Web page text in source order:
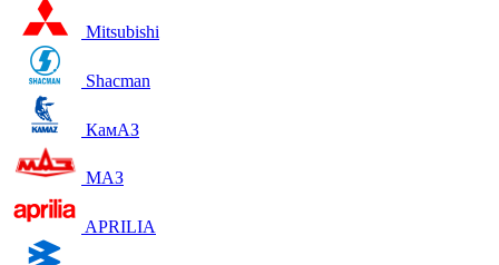
Mitsubishi
Shacman
КамАЗ
МАЗ
APRILIA